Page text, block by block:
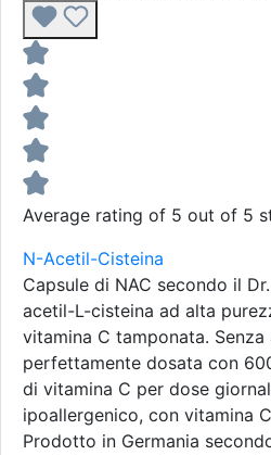
Average rating of 5 out of 5
N-Acetil-Cisteina
Capsule di NAC secondo il
acetil-L-cisteina ad alta
vitamina C tamponata.
perfettamente dosata con
di vitamina C per dose
ipoallergenico, con vitamina
Prodotto in Germania